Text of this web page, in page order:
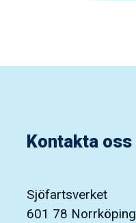
Kontakta oss
Sjöfartsverket
601 78 Norrköping